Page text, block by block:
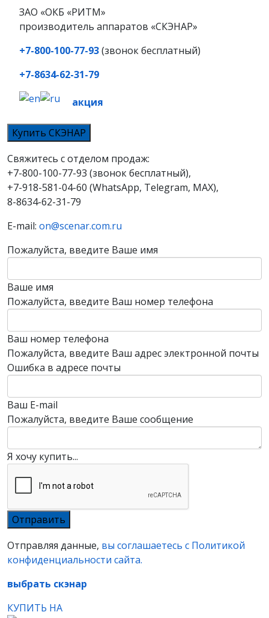
ЗАО «ОКБ «РИТМ»
производитель аппаратов «СКЭНАР»
+7-800-100-77-93(звонок бесплатный)
+7-8634-62-31-79
акция
Купить СКЭНАР
Свяжитесь с отделом продаж:
+7-800-100-77-93 (звонок бесплатный),
+7-918-581-04-60 (WhatsApp, Telegram, MAX),
8-8634-62-31-79
E-mail: on@scenar.com.ru
Пожалуйста, введите Ваше имя
Ваше имя
Пожалуйста, введите Ваш номер телефона
Ваш номер телефона
Пожалуйста, введите Ваш адрес электронной почты
Ошибка в адресе почты
Ваш E-mail
Пожалуйста, введите Ваше сообщение
Я хочу купить...
Отправляя данные, вы соглашаетесь с Политикой
конфиденциальности сайта.
выбрать скэнар
КУПИТЬ НА